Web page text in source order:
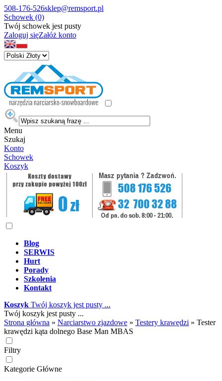
508-176-526sklep@remsport.pl
Schowek (0)
Twój schowek jest pusty
Zaloguj sięZałóż konto
Menu
Szukaj
Konto
Schowek
Koszyk
Blog
SERWIS
Hurt
Porady
Szkolenia
Kontakt
Koszyk Twój koszyk jest pusty ...
Twój koszyk jest pusty ...
Strona główna » Narciarstwo zjazdowe » Testery krawędzi » Tester
krawędzi kąta dolnego Base Man MBAS
Filtry
Kategorie Główne